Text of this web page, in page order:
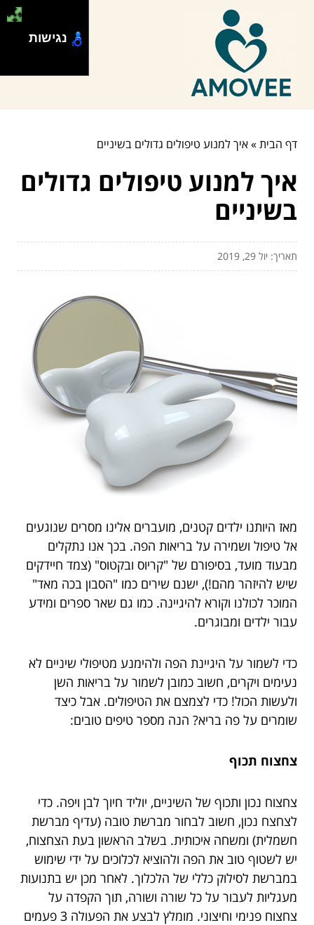
דף הבית»איך למנוע טיפולים גדולים בשיניים
איך למנוע טיפולים גדולים
בשיניים
תאריך: יול 29, 2019
מאז היותנו ילדים קטנים, מועברים אלינו מסרים שנוגעים
אל טיפול ושמירה על בריאות הפה. בכך אנו נתקלים
מבעוד מועד, בסיפורם של "קריוס ובקטוס" (צמד חיידקים
שיש להיזהר מהם!), ישנם שירים כמו "הסבון בכה מאד"
המוכר לכולנו וקורא להיגיינה. כמו גם שאר ספרים ומידע
עבור ילדים ומבוגרים.
כדי לשמור על היגיינת הפה ולהימנע מטיפולי שיניים לא
נעימים ויקרים, חשוב כמובן לשמור על בריאות השן
ולעשות הכול! כדי לצמצם את הטיפולים. אבל כיצד
שומרים על פה בריא? הנה מספר טיפים טובים:
צחצוח תכוף
צחצוח נכון ותכוף של השיניים, יוליד חיוך לבן ויפה. כדי
לצחצח נכון, חשוב לבחור מברשת טובה (עדיף מברשת
חשמלית) ומשחה איכותית. בשלב הראשון בעת הצחצוח,
יש לשטוף טוב את הפה ולהוציא לכלוכים על ידי שימוש
במברשת לסילוק כללי של הלכלוך. לאחר מכן יש בתנועות
מעגליות לעבור על כל שורה ושורה, תוך הקפדה על
צחצוח פנימי וחיצוני. מומלץ לבצע את הפעולה 3 פעמים
נגישות